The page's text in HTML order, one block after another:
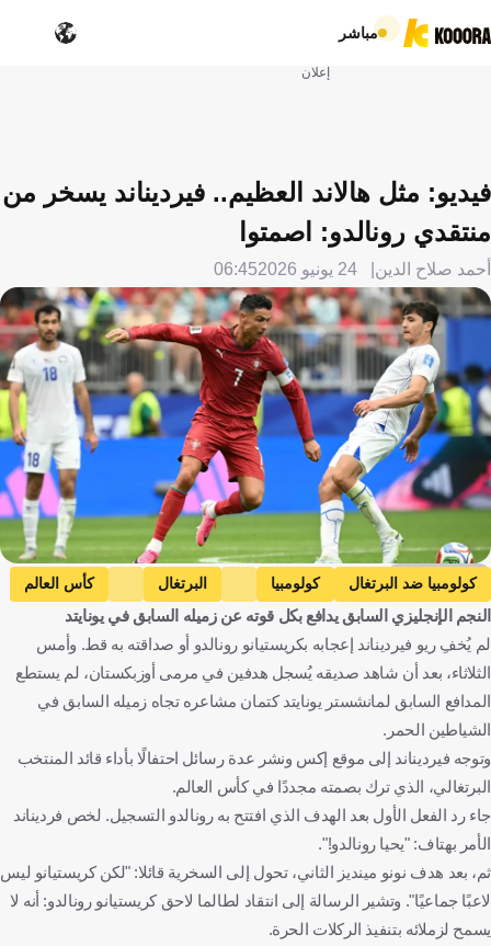
مباشر
إعلان
فيديو: مثل هالاند العظيم.. فيرديناند يسخر من
منتقدي رونالدو: اصمتوا
أحمد صلاح الدين 24 يونيو 2026 06:45
Getty Images
كولومبيا ضد البرتغال كولومبيا البرتغال
كأس العالم
البرتغال ضد أوزبكستان
أوزبكستان
كريستيانو رونالدو
إرلينج هالاند
ريو فيرديناند كولومبيا البرتغال
الولايات المتحدة
كرة قدم
النجم الإنجليزي السابق يدافع بكل قوته عن زميله السابق في يونايتد
لم يُخفِ ريو فيرديناند إعجابه بكريستيانو رونالدو أو صداقته به قط. وأمس
الثلاثاء، بعد أن شاهد صديقه يُسجل هدفين في مرمى أوزبكستان، لم يستطع
المدافع السابق لمانشستر يونايتد كتمان مشاعره تجاه زميله السابق في
الشياطين الحمر.
وتوجه فيرديناند إلى موقع إكس ونشر عدة رسائل احتفالًا بأداء قائد المنتخب
البرتغالي، الذي ترك بصمته مجددًا في كأس العالم.
جاء رد الفعل الأول بعد الهدف الذي افتتح به رونالدو التسجيل. لخص فرديناند
الأمر بهتاف: "يحيا رونالدو!".
ثم، بعد هدف نونو مينديز الثاني، تحول إلى السخرية قائلا: "لكن كريستيانو ليس
لاعبًا جماعيًا". وتشير الرسالة إلى انتقاد لطالما لاحق كريستيانو رونالدو: أنه لا
يسمح لزملائه بتنفيذ الركلات الحرة.